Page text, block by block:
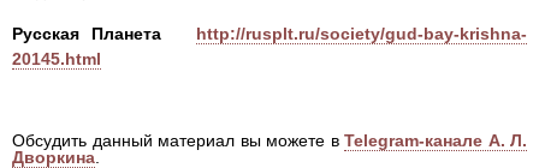
Русская Планета
http://rusplt.ru/society/gud-bay-krishna-
20145.html
Обсудить данный материал вы можете в Telegram-канале А. Л.
Дворкина